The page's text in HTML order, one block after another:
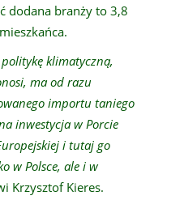
dodana branży to 3,8
klimatyczną,
ma od razu
importu taniego
inwestycja w Porcie
i tutaj go
w Polsce, ale i w
Krzysztof Kieres.